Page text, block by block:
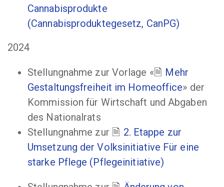
Cannabisprodukte
(Cannabisproduktegesetz, CanPG)
2024
Stellungnahme zur Vorlage «
Mehr
Gestaltungsfreiheit im Homeoffice» der
Kommission für Wirtschaft und Abgaben
des Nationalrats
Stellungnahme zur
2. Etappe zur
Umsetzung der Volksinitiative Für eine
starke Pflege (Pflegeinitiative)